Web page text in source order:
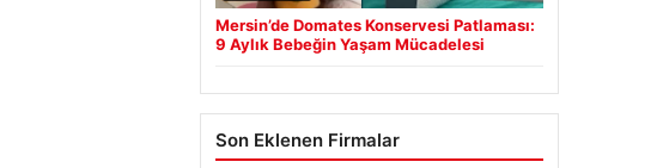
Mersin’de Domates Konservesi Patlaması:
9 Aylık Bebeğin Yaşam Mücadelesi
Son Eklenen Firmalar